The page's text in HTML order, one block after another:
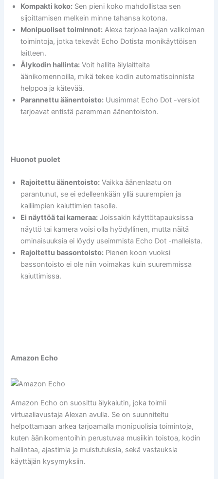
Kompakti koko: Sen pieni koko mahdollistaa sen
sijoittamisen melkein minne tahansa kotona.
Monipuoliset toiminnot: Alexa tarjoaa laajan valikoiman
toimintoja, jotka tekevät Echo Dotista monikäyttöisen
laitteen.
Älykodin hallinta: Voit hallita älylaitteita
äänikomennoilla, mikä tekee kodin automatisoinnista
helppoa ja kätevää.
Parannettu äänentoisto: Uusimmat Echo Dot -versiot
tarjoavat entistä paremman äänentoiston.
Huonot puolet
Rajoitettu äänentoisto: Vaikka äänenlaatu on
parantunut, se ei edelleenkään yllä suurempien ja
kalliimpien kaiuttimien tasolle.
Ei näyttöä tai kameraa: Joissakin käyttötapauksissa
näyttö tai kamera voisi olla hyödyllinen, mutta näitä
ominaisuuksia ei löydy useimmista Echo Dot -malleista.
Rajoitettu bassontoisto: Pienen koon vuoksi
bassontoisto ei ole niin voimakas kuin suuremmissa
kaiuttimissa.
Amazon Echo
Amazon Echo on suosittu älykaiutin, joka toimii
virtuaaliavustaja Alexan avulla. Se on suunniteltu
helpottamaan arkea tarjoamalla monipuolisia toimintoja,
kuten äänikomentoihin perustuvaa musiikin toistoa, kodin
hallintaa, ajastimia ja muistutuksia, sekä vastauksia
käyttäjän kysymyksiin.